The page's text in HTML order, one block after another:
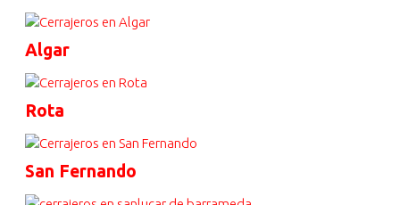
Algar
Rota
San Fernando